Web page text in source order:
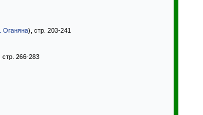
Оганяна), стр. 203-241
стр. 266-283